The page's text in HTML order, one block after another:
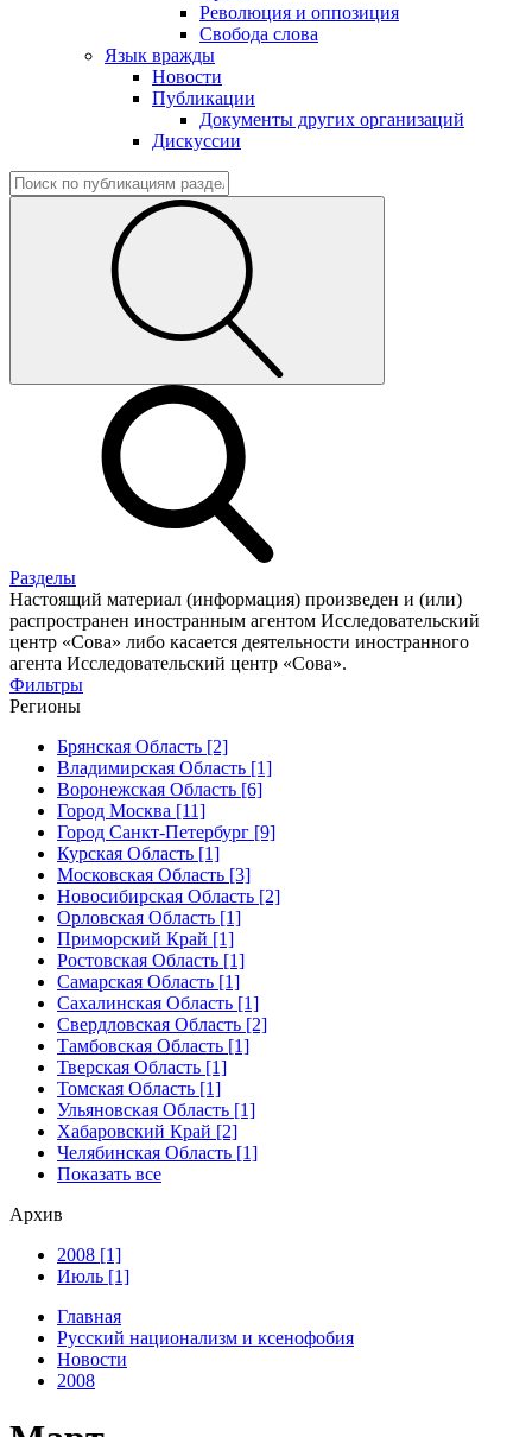
Революция и оппозиция
Свобода слова
Язык вражды
Новости
Публикации
Документы других организаций
Дискуссии
Разделы
Настоящий материал (информация) произведен и (или)
распространен иностранным агентом Исследовательский
центр «Сова» либо касается деятельности иностранного
агента Исследовательский центр «Сова».
Фильтры
Регионы
Брянская Область [2]
Владимирская Область [1]
Воронежская Область [6]
Город Москва [11]
Город Санкт-Петербург [9]
Курская Область [1]
Московская Область [3]
Новосибирская Область [2]
Орловская Область [1]
Приморский Край [1]
Ростовская Область [1]
Самарская Область [1]
Сахалинская Область [1]
Свердловская Область [2]
Тамбовская Область [1]
Тверская Область [1]
Томская Область [1]
Ульяновская Область [1]
Хабаровский Край [2]
Челябинская Область [1]
Показать все
Архив
2008 [1]
Июль [1]
Главная
Русский национализм и ксенофобия
Новости
2008